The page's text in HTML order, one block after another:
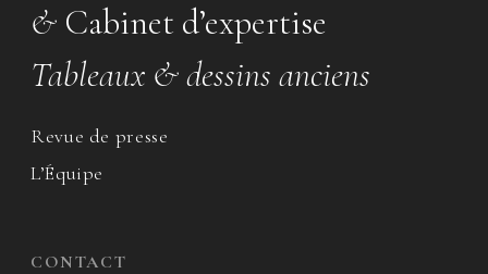
& Cabinet d’expertise
Tableaux & dessins anciens
Revue de presse
L’Équipe
CONTACT